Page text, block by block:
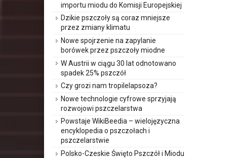
importu miodu do Komisji Europejskiej
Dzikie pszczoły są coraz mniejsze
przez zmiany klimatu
Nowe spojrzenie na zapylanie
borówek przez pszczoły miodne
W Austrii w ciągu 30 lat odnotowano
spadek 25% pszczół
Czy grozi nam tropilelapsoza?
Nowe technologie cyfrowe sprzyjają
rozwojowi pszczelarstwa
Powstaje WikiBeedia – wielojęzyczna
encyklopedia o pszczołach i
pszczelarstwie
Polsko-Czeskie Święto Pszczół i Miodu